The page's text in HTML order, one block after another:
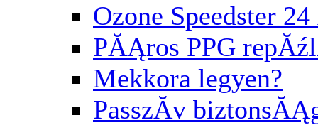
Ozone Speedster
PĂĄros PPG
Mekkora legyen?
PasszĂ­v